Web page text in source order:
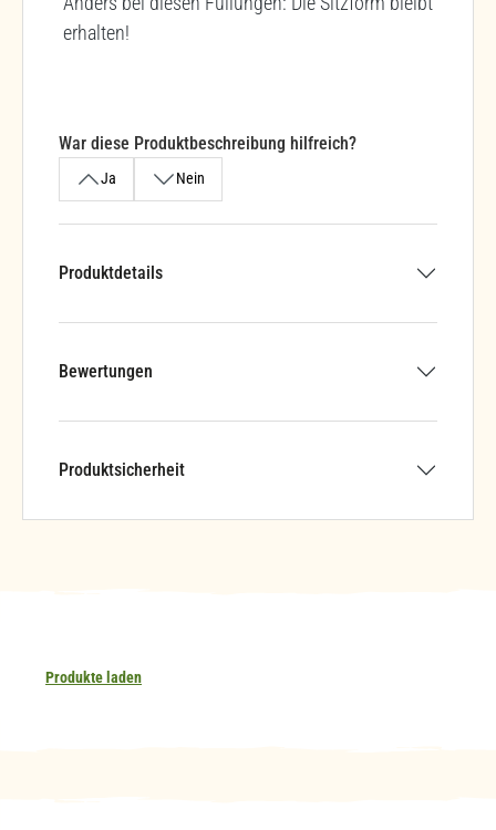
erhalten!
War diese Produktbeschreibung hilfreich?
Ja Nein
Produktdetails
Bewertungen
Produktsicherheit
Produkte laden